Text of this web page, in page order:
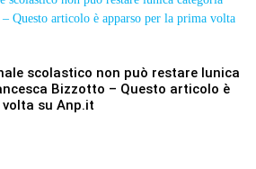
scolastico non può restare lunica
Bizzotto – Questo articolo è
su Anp.it